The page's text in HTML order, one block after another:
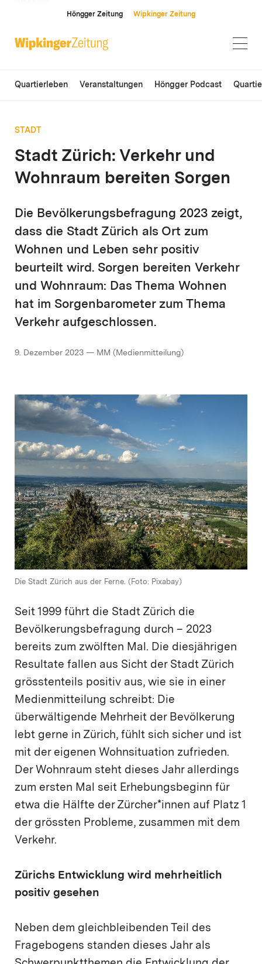
Höngger Zeitung Wipkinger Zeitung
Quartierleben Veranstaltungen Höngger Podcast
STADT
Stadt Zürich: Verkehr und
Wohnraum bereiten Sorgen
Die Bevölkerungsbefragung 2023 zeigt,
dass die Stadt Zürich als Ort zum
Wohnen und Leben sehr positiv
beurteilt wird. Sorgen bereiten Verkehr
und Wohnraum: Das Thema Wohnen
hat im Sorgenbarometer zum Thema
Verkehr aufgeschlossen.
9. Dezember 2023 — MM (Medienmitteilung)
Die Stadt Zürich aus der Ferne. (Foto: Pixabay)
Seit 1999 führt die Stadt Zürich die
Bevölkerungsbefragung durch – 2023
bereits zum zwölften Mal. Die diesjährigen
Resultate fallen aus Sicht der Stadt Zürich
grösstenteils positiv aus, wie sie in einer
Medienmitteilung schreibt: Die
überwältigende Mehrheit der Bevölkerung
lebt gerne in Zürich, fühlt sich sicher und ist
mit der eigenen Wohnsituation zufrieden.
Der Wohnraum steht dieses Jahr allerdings
zum ersten Mal seit Erhebungsbeginn für
etwa die Hälfte der Zürcher*innen auf Platz 1
der grössten Probleme, zusammen mit dem
Verkehr.
Zürichs Entwicklung wird mehrheitlich
positiv gesehen
Neben dem gleichbleibenden Teil des
Fragebogens standen dieses Jahr als